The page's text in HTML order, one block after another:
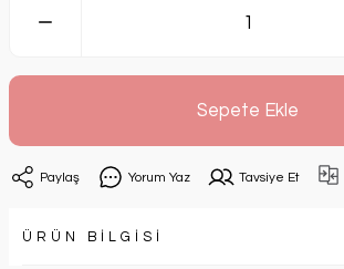
Sepete Ekle
Paylaş Yorum Yaz Tavsiye Et
ÜRÜN BİLGİSİ